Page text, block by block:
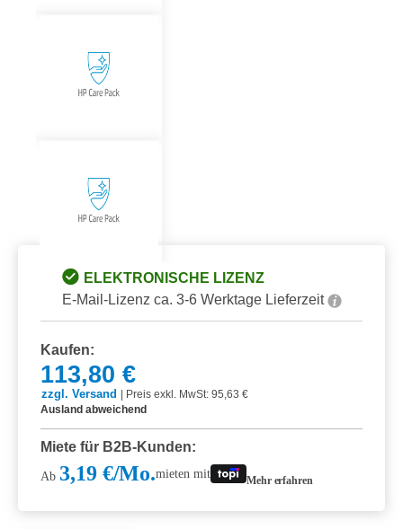
ELEKTRONISCHE LIZENZ
E-Mail-Lizenz ca. 3-6 Werktage Lieferzeit
Kaufen:
113,80 €
zzgl. Versand
Preis exkl. MwSt: 95,63 €
Ausland abweichend
Miete für B2B-Kunden:
Ab 3,19 €/Mo.mieten mit Mehr erfahren